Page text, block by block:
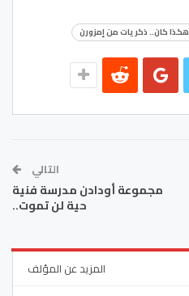
هكذا كان.. ذكريات من إمزورن
التالي
مجموعة أودادن مدرسة فنية
حية لن تموت..
المزيد عن المؤلف